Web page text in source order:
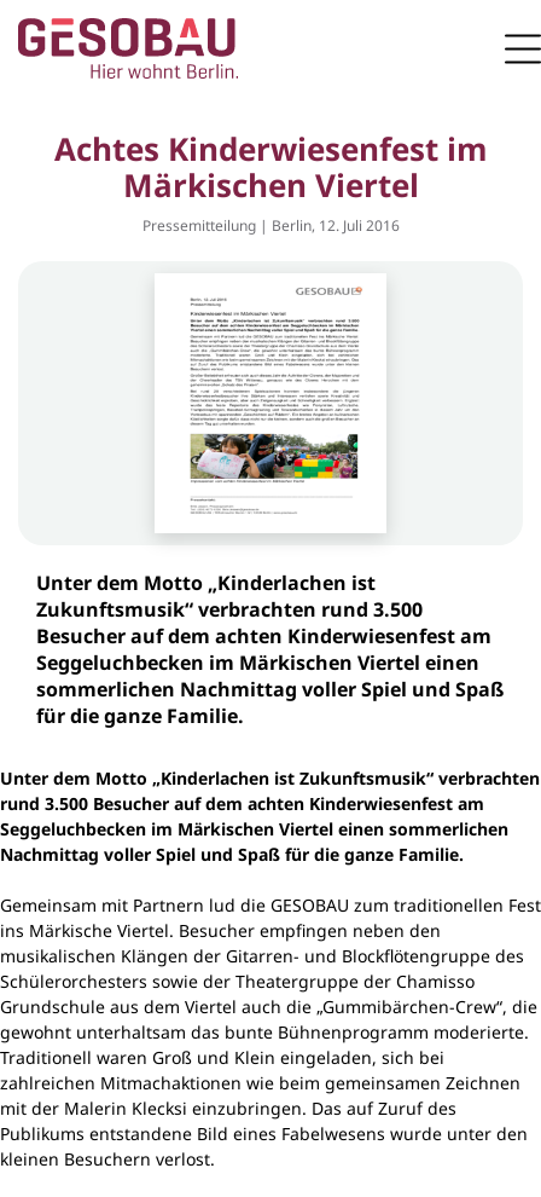
ZUM HAUPTINHALT SPRINGEN
Zur Startseite
Achtes Kinderwiesenfest im
Märkischen Viertel
Pressemitteilung | Berlin, 12. Juli 2016
Unter dem Motto „Kinderlachen ist
Zukunftsmusik“ verbrachten rund 3.500
Besucher auf dem achten Kinderwiesenfest am
Seggeluchbecken im Märkischen Viertel einen
sommerlichen Nachmittag voller Spiel und Spaß
für die ganze Familie.
Unter dem Motto „Kinderlachen ist Zukunftsmusik“ verbrachten
rund 3.500 Besucher auf dem achten Kinderwiesenfest am
Seggeluchbecken im Märkischen Viertel einen sommerlichen
Nachmittag voller Spiel und Spaß für die ganze Familie.
Gemeinsam mit Partnern lud die GESOBAU zum traditionellen Fest
ins Märkische Viertel. Besucher empfingen neben den
musikalischen Klängen der Gitarren- und Blockflötengruppe des
Schülerorchesters sowie der Theatergruppe der Chamisso
Grundschule aus dem Viertel auch die „Gummibärchen-Crew“, die
gewohnt unterhaltsam das bunte Bühnenprogramm moderierte.
Traditionell waren Groß und Klein eingeladen, sich bei
zahlreichen Mitmachaktionen wie beim gemeinsamen Zeichnen
mit der Malerin Klecksi einzubringen. Das auf Zuruf des
Publikums entstandene Bild eines Fabelwesens wurde unter den
kleinen Besuchern verlost.